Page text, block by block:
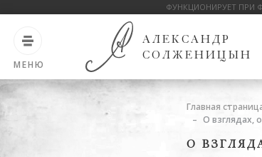
МЕНЮ
ФУНКЦИОНИРУЕТ ПРИ
АЛЕКСАНДР
СОЛЖЕНИЦЫН
Главная
О взглядах,
О